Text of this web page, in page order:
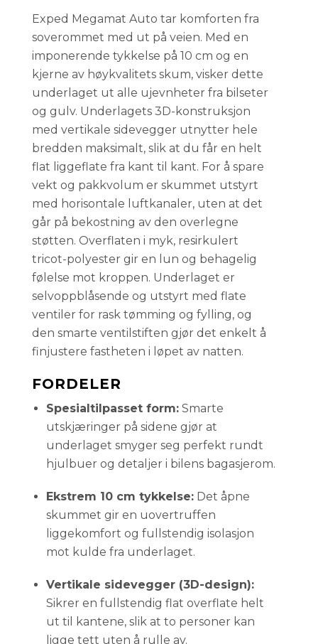
Exped Megamat Auto tar komforten fra
soverommet med ut på veien. Med en
imponerende tykkelse på 10 cm og en
kjerne av høykvalitets skum, visker dette
underlaget ut alle ujevnheter fra bilseter
og gulv. Underlagets 3D-konstruksjon
med vertikale sidevegger utnytter hele
bredden maksimalt, slik at du får en helt
flat liggeflate fra kant til kant. For å spare
vekt og pakkvolum er skummet utstyrt
med horisontale luftkanaler, uten at det
går på bekostning av den overlegne
støtten. Overflaten i myk, resirkulert
tricot-polyester gir en lun og behagelig
følelse mot kroppen. Underlaget er
selvoppblåsende og utstyrt med flate
ventiler for rask tømming og fylling, og
den smarte ventilstiften gjør det enkelt å
finjustere fastheten i løpet av natten.
FORDELER
Spesialtilpasset form: Smarte
utskjæringer på sidene gjør at
underlaget smyger seg perfekt rundt
hjulbuer og detaljer i bilens bagasjerom.
Ekstrem 10 cm tykkelse: Det åpne
skummet gir en uovertruffen
liggekomfort og fullstendig isolasjon
mot kulde fra underlaget.
Vertikale sidevegger (3D-design):
Sikrer en fullstendig flat overflate helt
ut til kantene, slik at to personer kan
ligge tett uten å rulle av.